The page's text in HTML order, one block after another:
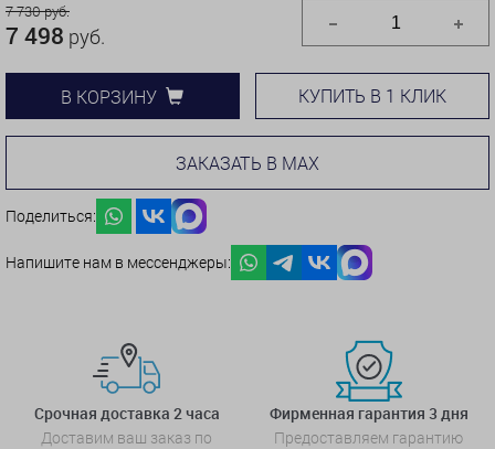
7 730 руб.
7 498 руб.
В КОРЗИНУ КУПИТЬ В 1 КЛИК
ЗАКАЗАТЬ В MAX
Поделиться:
Напишите нам в мессенджеры:
Срочная доставка 2 часа
Доставим ваш заказ по
Фирменная гарантия 3 дня
Предоставляем гарантию